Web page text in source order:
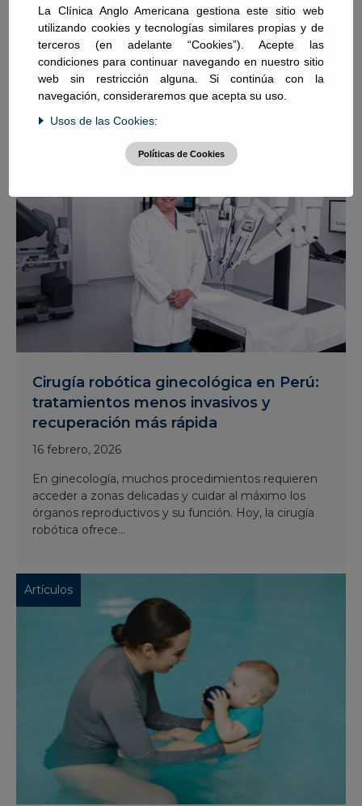
Si te gustó este artículo, te
podría interesar...
Cirugía robótica ginecológica en Perú:
tratamientos menos invasivos y
recuperación más rápida
16 febrero, 2026
En ginecología, muchos procedimientos requieren
acceder a zonas delicadas y cuidar al máximo los
órganos reproductivos y su función. Hoy, la cirugía
robótica ofrece...
Artículos
La Clínica Anglo Americana gestiona este sitio web
utilizando cookies y tecnologías similares propias y de
terceros (en adelante “Cookies”). Acepte las
condiciones para continuar navegando en nuestro sitio
web sin restricción alguna. Si continúa con la
navegación, consideraremos que acepta su uso.
Usos de las Cookies:
Políticas de Cookies